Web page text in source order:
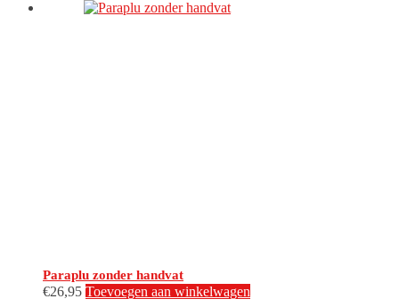
Paraplu zonder handvat
€26,95 Toevoegen aan winkelwagen